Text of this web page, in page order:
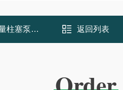
厂家售后 返回列表